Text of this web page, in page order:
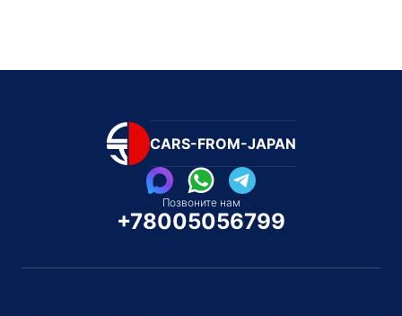
CARS-FROM-JAPAN
Позвоните нам
+78005056799